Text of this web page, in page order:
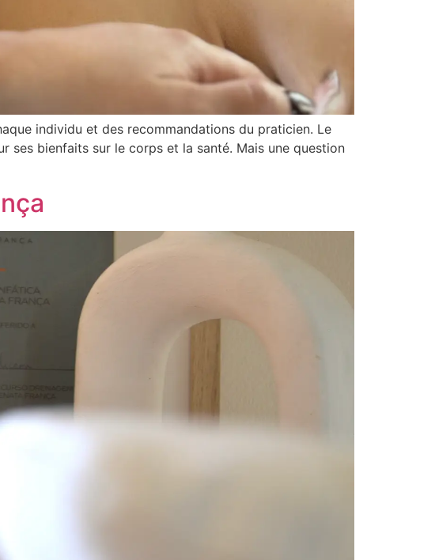
individu et des recommandations du praticien. Le
ses bienfaits sur le corps et la santé. Mais une question